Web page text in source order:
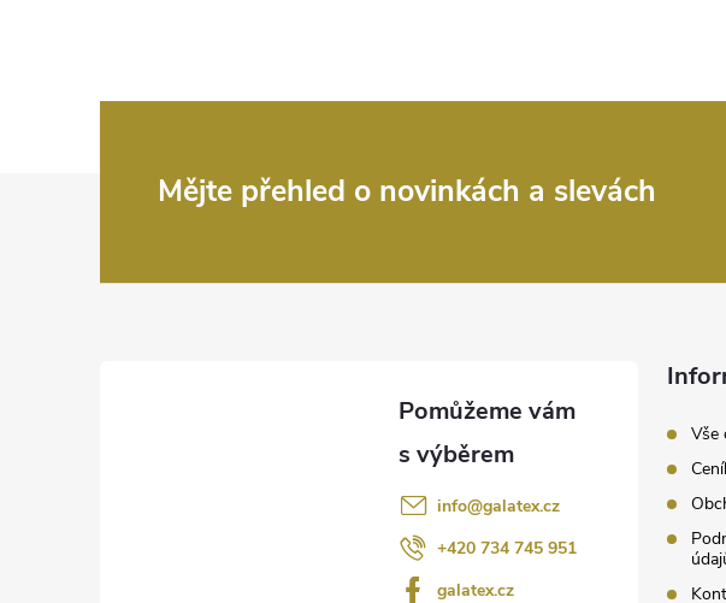
Mějte přehled o novinkách a slevách
info@galatex.cz
+420 734 745 951
galatex.cz
Vše